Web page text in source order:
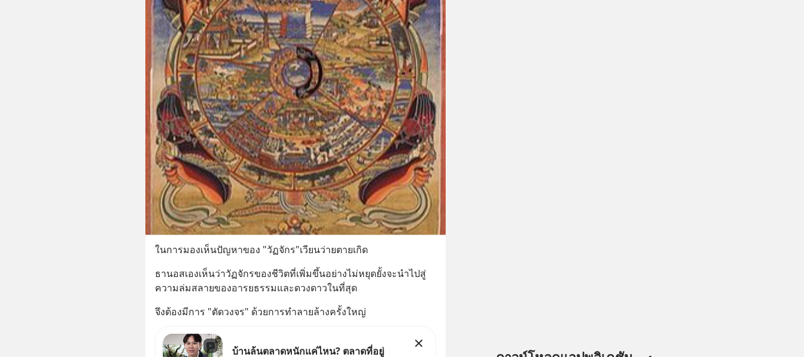
ในการมองเห็นปัญหาของ "วัฏจักร"เวียนว่ายตายเกิด
ธานอสเองเห็นว่าวัฏจักรของชีวิตที่เพิ่มขึ้นอย่างไม่หยุดยั้งจะนำไปสู่
ความล่มสลายของอารยธรรมและดวงดาวในที่สุด
จึงต้องมีการ "ตัดวงจร" ด้วยการทำลายล้างครั้งใหญ่
บ้านล้นตลาดหนักแค่ไหน? ตลาดที่อยู่